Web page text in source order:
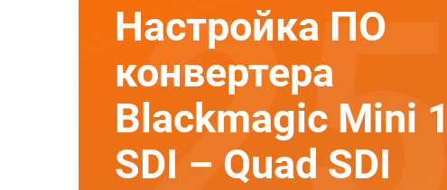
Настройка ПО
конвертера
Blackmagic Mini
SDI – Quad SDI